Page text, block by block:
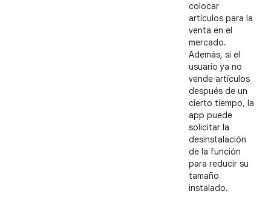
colocar
artículos para la
venta en el
mercado.
Además, si el
usuario ya no
vende artículos
después de un
cierto tiempo, la
app puede
solicitar la
desinstalación
de la función
para reducir su
tamaño
instalado.